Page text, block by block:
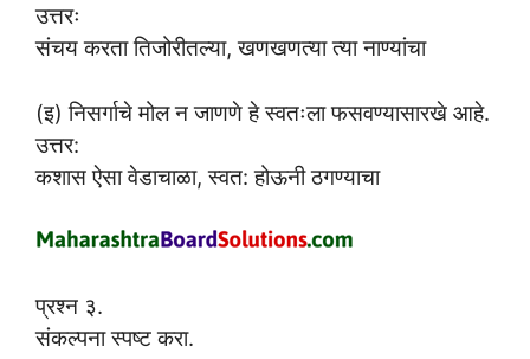
उत्तरः
संचय करता तिजोरीतल्या, खणखणत्या त्या नाण्यांचा
(इ) निसर्गाचे मोल न जाणणे हे स्वतःला फसवण्यासारखे आहे.
उत्तर:
कशास ऐसा वेडाचाळा, स्वत: होऊनी ठगण्याचा
प्रश्न ३.
संकल्पना स्पष्ट करा.